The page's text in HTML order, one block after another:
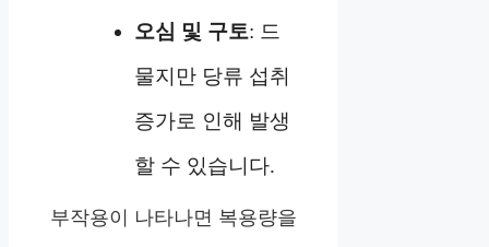
오심 및 구토: 드
물지만 당류 섭취
증가로 인해 발생
할 수 있습니다.
부작용이 나타나면 복용량을